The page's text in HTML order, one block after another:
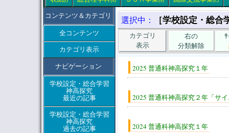
コンテンツ＆カテゴリ
全コンテンツ
カテゴリ表示
ナビゲーション
学校設定・総合学習
神高探究
最近の記事
学校設定・総合学習
神高探究
過去の記事
選択中： ［学校設定・総合
カテゴリ
表示
右の
分類解除
2025 普通科神高探究１年
2025 普通科神高探究２年「サ
2024 普通科神高探究１年